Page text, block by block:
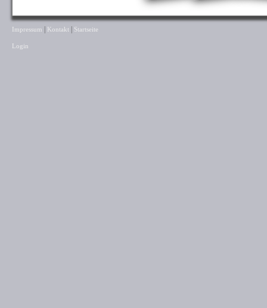
Impressum | Kontakt | Startseite
Login